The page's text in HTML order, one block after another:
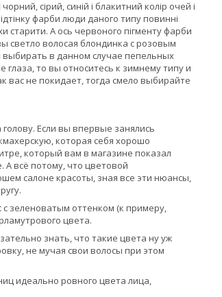
сірий, синій і блакитний колір очей і
фарби люди даного типу повинні
старити. А ось червоного пігменту фарби
светло волосая блондинка с розовым
выбирать в данном случае пепельных
то вы относитесь к зимнему типу и
вас не покидает, тогда смело выбирайте
Если вы впервые занялись
которая себя хорошо
который вам в магазине показал
А всё потому, что цветовой
салоне красоты, зная все эти нюансы,
с зеленоватым оттенком (к примеру,
цвета.
знать, что такие цвета ну уж
не мучая свои волосы при этом
идеально ровного цвета лица,